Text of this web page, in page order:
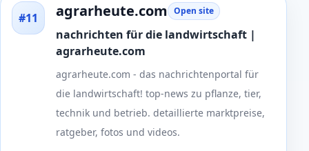
#11 agrarheute.com Open site
nachrichten für die landwirtschaft |
agrarheute.com
agrarheute.com - das nachrichtenportal für
die landwirtschaft! top-news zu pflanze, tier,
technik und betrieb. detaillierte marktpreise,
ratgeber, fotos und videos.